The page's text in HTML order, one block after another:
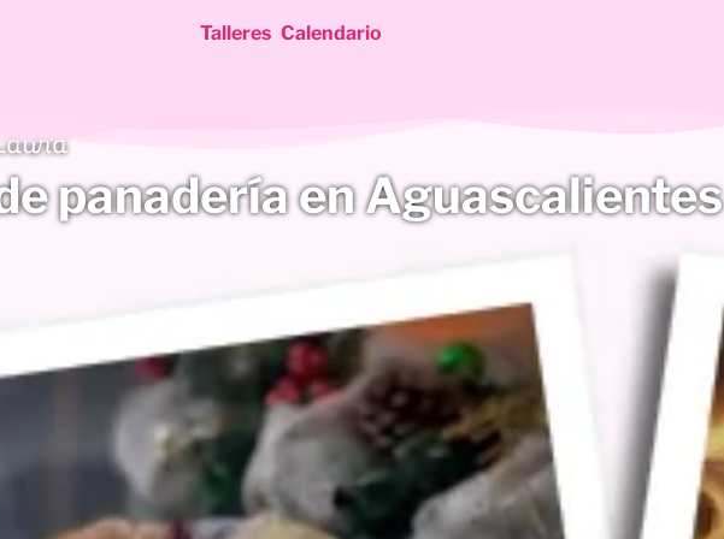
Talleres Calendario
panadería en Aguascalientes